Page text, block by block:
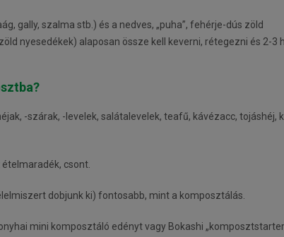
gally, szalma stb.) és a nedves, „puha”, fehérje-dús zöld
nyesedékek) alaposan össze kell keverni, rétegezni és 2-3
-szárak, -levelek, salátalevelek, teafű, kávézacc, tojáshéj,
csont.
dobjunk ki) fontosabb, mint a komposztálás.
mini komposztáló edényt vagy Bokashi